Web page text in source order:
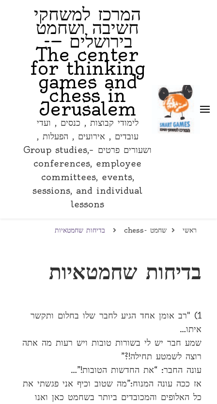
המרכז למשחקי
חשיבה ושחמט
בירושלים —-
The center
for thinking
games and
chess in
Jerusalem
לימודי קבוצות , כנסים , ועדי
עובדים , אירועים , הפעלות ,
ושעורים פרטים –Group studies,
conferences, employee
committees, events,
sessions, and individual
lessons
ראשי שחמט -chess בדיחות שחמטאיות
בדיחות שחמטאיות
1) "רב אומן אחד הגיע לחבר שלו בחלום ותקשר
איתו…
שמע חבר יש לי בשורות טובות ויש רעות מה אתה
רוצה לשמטע תחילה!?”
עונה החבר: “את החדשות הטובות!”…
אז ככה עונה המנוח:”מה שטוב וכיף אני פגשתי את
כל האלופים והמכובדים ביותר בשחמט כאן ואנו